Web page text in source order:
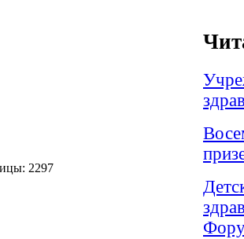
2297